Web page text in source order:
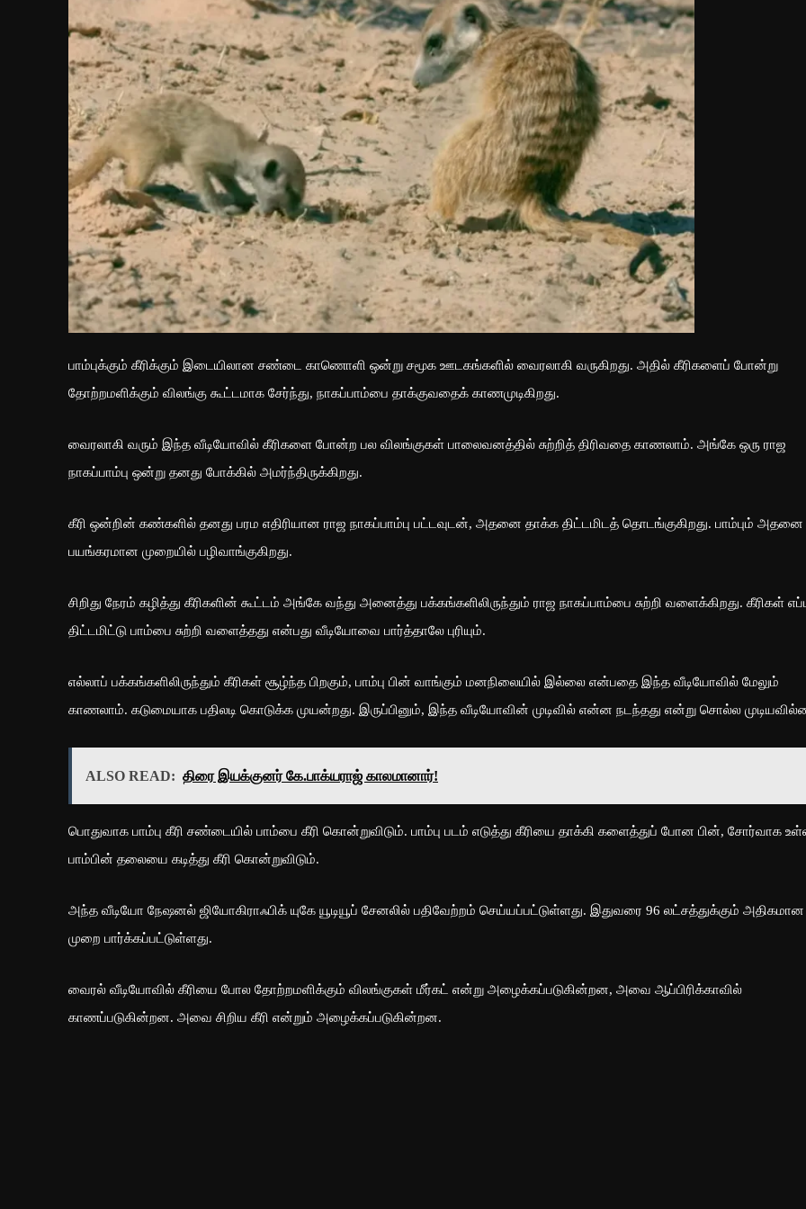
பாம்புக்கும் கீரிக்கும் இடையிலான சண்டை காணொளி ஒன்று சமூக ஊடகங்களில் வைரலாகி வருகிறது. அதில் கீரிகளைப் போன்று
தோற்றமளிக்கும் விலங்கு கூட்டமாக சேர்ந்து, நாகப்பாம்பை தாக்குவதைக் காணமுடிகிறது.
வைரலாகி வரும் இந்த வீடியோவில் கீரிகளை போன்ற பல விலங்குகள் பாலைவனத்தில் சுற்றித் திரிவதை காணலாம். அங்கே ஒரு ராஜ
நாகப்பாம்பு ஒன்று தனது போக்கில் அமர்ந்திருக்கிறது.
கீரி ஒன்றின் கண்களில் தனது பரம எதிரியான ராஜ நாகப்பாம்பு பட்டவுடன், அதனை தாக்க திட்டமிடத் தொடங்குகிறது. பாம்பும் அதனை
பயங்கரமான முறையில் பழிவாங்குகிறது.
சிறிது நேரம் கழித்து கீரிகளின் கூட்டம் அங்கே வந்து அனைத்து பக்கங்களிலிருந்தும் ராஜ நாகப்பாம்பை சுற்றி வளைக்கிறது. கீரிகள்
திட்டமிட்டு பாம்பை சுற்றி வளைத்தது என்பது வீடியோவை பார்த்தாலே புரியும்.
எல்லாப் பக்கங்களிலிருந்தும் கீரிகள் சூழ்ந்த பிறகும், பாம்பு பின் வாங்கும் மனநிலையில் இல்லை என்பதை இந்த வீடியோவில் மேலும்
காணலாம். கடுமையாக பதிலடி கொடுக்க முயன்றது. இருப்பினும், இந்த வீடியோவின் முடிவில் என்ன நடந்தது என்று சொல்ல
ALSO READ: திரை இயக்குனர் கே.பாக்யராஜ் காலமானார்!
பொதுவாக பாம்பு கீரி சண்டையில் பாம்பை கீரி கொன்றுவிடும். பாம்பு படம் எடுத்து கீரியை தாக்கி களைத்துப் போன பின், சோர்வாக
பாம்பின் தலையை கடித்து கீரி கொன்றுவிடும்.
அந்த வீடியோ நேஷனல் ஜியோகிராஃபிக் யுகே யூடியூப் சேனலில் பதிவேற்றம் செய்யப்பட்டுள்ளது. இதுவரை 96 லட்சத்துக்கும் அதிகமான
முறை பார்க்கப்பட்டுள்ளது.
வைரல் வீடியோவில் கீரியை போல தோற்றமளிக்கும் விலங்குகள் மீர்கட் என்று அழைக்கப்படுகின்றன, அவை ஆப்பிரிக்காவில்
காணப்படுகின்றன. அவை சிறிய கீரி என்றும் அழைக்கப்படுகின்றன.